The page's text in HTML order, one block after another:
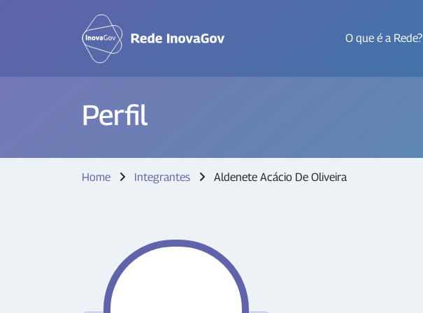
O que é a Rede?
Perfil
Home Integrantes Aldenete Acácio De Oliveira